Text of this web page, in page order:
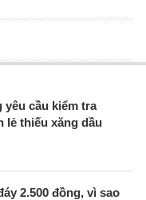
cầu kiểm tra
lẻ thiếu xăng dầu
2.500 đồng, vì sao